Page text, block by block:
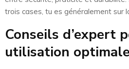
trois cases, tu es généralement sur
Conseils d’expert
utilisation optimale